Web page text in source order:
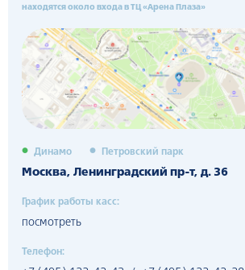
находятся около входа в ТЦ «Арена Плаза»
Динамо Петровский парк
Москва, Ленинградский пр-т, д. 36
График работы касс:
посмотреть
Телефон: